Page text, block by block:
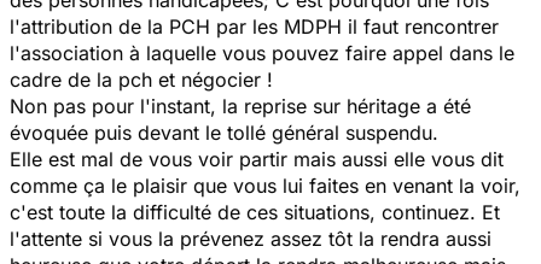
l'attribution de la PCH par les MDPH il faut rencontrer
l'association à laquelle vous pouvez faire appel dans le
cadre de la pch et négocier !
Non pas pour l'instant, la reprise sur héritage a été
évoquée puis devant le tollé général suspendu.
Elle est mal de vous voir partir mais aussi elle vous dit
comme ça le plaisir que vous lui faites en venant la voir,
c'est toute la difficulté de ces situations, continuez. Et
l'attente si vous la prévenez assez tôt la rendra aussi